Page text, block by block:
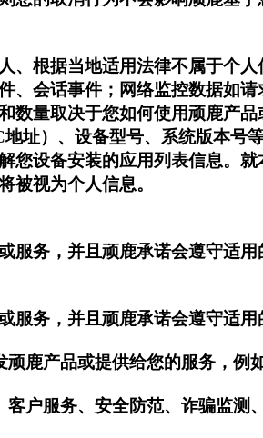
、根据当地适用法律不属于个
、会话事件；网络监控数据如
数量取决于您如何使用顽鹿产品
址）、设备型号、系统版本号
您设备安装的应用列表信息。
被视为个人信息。
服务，并且顽鹿承诺会遵守适
服务，并且顽鹿承诺会遵守适
鹿产品或提供给您的服务，例
户服务、安全防范、诈骗监测